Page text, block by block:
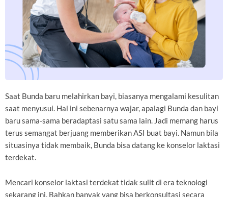
Saat Bunda baru melahirkan bayi, biasanya mengalami kesulitan
saat menyusui. Hal ini sebenarnya wajar, apalagi Bunda dan bayi
baru sama-sama beradaptasi satu sama lain. Jadi memang harus
terus semangat berjuang memberikan ASI buat bayi. Namun bila
situasinya tidak membaik, Bunda bisa datang ke konselor laktasi
terdekat.
Mencari konselor laktasi terdekat tidak sulit di era teknologi
sekarang ini. Bahkan banyak yang bisa berkonsultasi secara